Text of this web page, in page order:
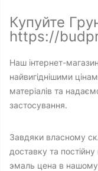
Купуйте
https://
Наш інтернет-
найвигіднішими
матеріалів та
застосування.
Завдяки власному
доставку та
эмаль цена в нашому